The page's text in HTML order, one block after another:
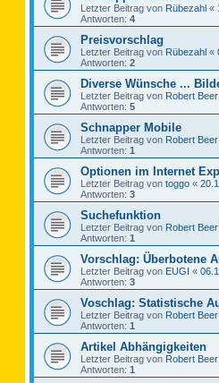
Letzter Beitrag von Rübezahl «
Antworten: 4
Preisvorschlag
Letzter Beitrag von Rübezahl «
Antworten: 2
Diverse Wünsche ...
Letzter Beitrag von Robert Beer
Antworten: 5
Schnapper Mobile
Letzter Beitrag von Robert Beer
Antworten: 1
Optionen im Internet
Letzter Beitrag von toggo «
Antworten: 3
Suchefunktion
Letzter Beitrag von Robert Beer
Antworten: 1
Vorschlag: Überbotene
Letzter Beitrag von EUGI «
Antworten: 3
Voschlag: Statistische
Letzter Beitrag von Robert Beer
Antworten: 1
Artikel Abhängigkeiten
Letzter Beitrag von Robert Beer
Antworten: 1